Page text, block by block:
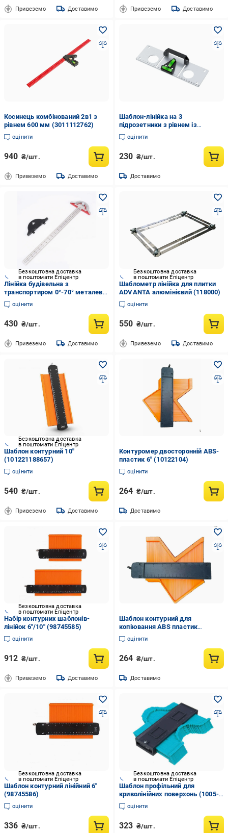
Привеземо Доставимо Привеземо Доставимо
Косинець комбінований 2в1 з
рівнем 600 мм (3011112762)
оцінити
940 ₴/шт.
Привеземо Доставимо
Шаблон-лінійка на 3
підрозетники з рівнем із
нержавіючої сталі (3011143755)
оцінити
230 ₴/шт.
Доставимо
Безкоштовна доставка
в поштомати Епіцентр
Лінійка будівельна з
транспортиром 0°-70° металева
45 см (3013402586)
оцінити
430 ₴/шт.
Привеземо Доставимо
Безкоштовна доставка
в поштомати Епіцентр
Шаблометр лінійка для плитки
ADVANTA алюмінієвий (118000)
оцінити
550 ₴/шт.
Привеземо Доставимо
Безкоштовна доставка
в поштомати Епіцентр
Шаблон контурний 10"
(101221188657)
оцінити
540 ₴/шт.
Привеземо Доставимо
Контуромер двосторонній ABS-
пластик 6" (10122104)
оцінити
264 ₴/шт.
Доставимо
Безкоштовна доставка
в поштомати Епіцентр
Набір контурних шаблонів-
лінійок 6"/10" (98745585)
оцінити
912 ₴/шт.
Привеземо Доставимо
Шаблон контурний для
копіювання ABS пластик
(10122105)
оцінити
264 ₴/шт.
Доставимо
Безкоштовна доставка
в поштомати Епіцентр
Шаблон контурний лінійний 6"
(98745586)
оцінити
336 ₴/шт.
Безкоштовна доставка
в поштомати Епіцентр
Шаблон профільний для
криволінійних поверхонь (1005-
337-00)
оцінити
323 ₴/шт.